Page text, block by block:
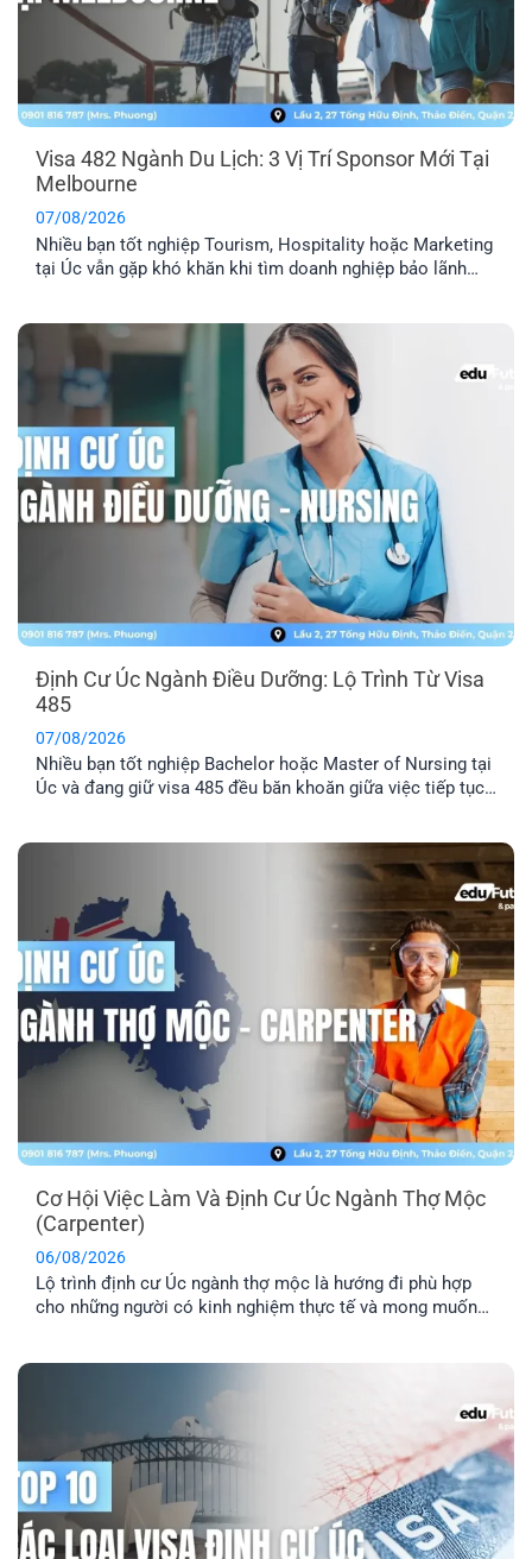
Visa 482 Ngành Du Lịch: 3 Vị Trí Sponsor Mới Tại
Melbourne
07/08/2026
Nhiều bạn tốt nghiệp Tourism, Hospitality hoặc Marketing
tại Úc vẫn gặp khó khăn khi tìm doanh nghiệp bảo lãnh
Travel Consultant và Content Creator, với lộ trình doanh
nghiệp cam kết [...]
Định Cư Úc Ngành Điều Dưỡng: Lộ Trình Từ Visa
485
07/08/2026
Nhiều bạn tốt nghiệp Bachelor hoặc Master of Nursing tại
Úc và đang giữ visa 485 đều băn khoăn giữa việc tiếp tục
tiên di trú, điểm EOI thực tế vẫn khá cạnh [...]
Cơ Hội Việc Làm Và Định Cư Úc Ngành Thợ Mộc
(Carpenter)
06/08/2026
Lộ trình định cư Úc ngành thợ mộc là hướng đi phù hợp
cho những người có kinh nghiệm thực tế và mong muốn